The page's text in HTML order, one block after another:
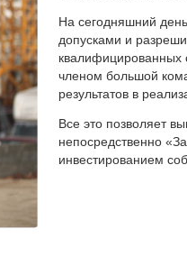
На сегодняшний
допусками и
квалифицированных
членом большой
результатов в
Все это позволяет
непосредственно
инвестированием